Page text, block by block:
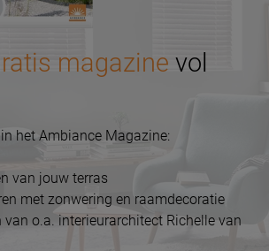
magazine vol
het Ambiance Magazine:
van jouw terras
met zonwering en raamdecoratie
van o.a. interieurarchitect Richelle van